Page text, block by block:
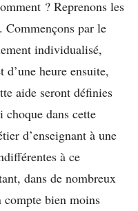
? Reprenons les
par le
individualisé,
d’une heure ensuite,
aide seront définies
dans cette
d’enseignant à une
à ce
dans de nombreux
compte bien moins